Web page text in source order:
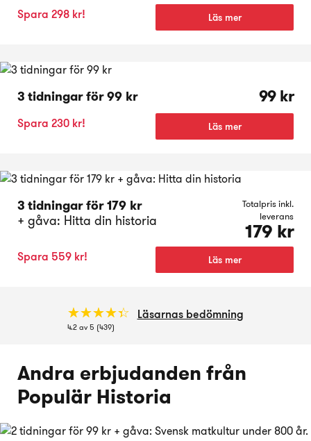
Spara 298 kr! Läs mer
3 tidningar för 99 kr 99 kr
Spara 230 kr! Läs mer
3 tidningar för 179 kr
+ gåva: Hitta din historia
Totalpris inkl.
leverans
179 kr
Spara 559 kr! Läs mer
4.2 av 5 (439)
☆☆☆☆☆
★★★★★ Läsarnas bedömning
Andra erbjudanden från
Populär Historia